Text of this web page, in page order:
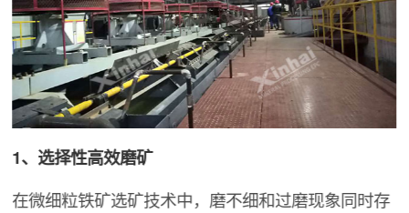
1、选择性高效磨矿
在微细粒铁矿选矿技术中，磨不细和过磨现象同时存